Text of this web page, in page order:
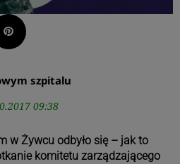
Pinterest
szpitalu
09:38
w Żywcu odbyło się – jak to
komitetu zarządzającego